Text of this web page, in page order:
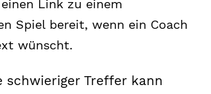
Link zu einem
Spiel bereit, wenn ein Coach
wünscht.
schwieriger Treffer kann